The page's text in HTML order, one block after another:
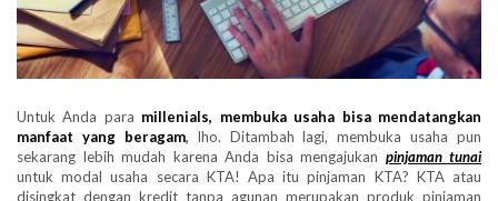
Untuk Anda para millenials, membuka usaha bisa mendatangkan
manfaat yang beragam, lho. Ditambah lagi, membuka usaha pun
sekarang lebih mudah karena Anda bisa mengajukan pinjaman tunai
untuk modal usaha secara KTA! Apa itu pinjaman KTA? KTA atau
disingkat dengan kredit tanpa agunan merupakan produk pinjaman